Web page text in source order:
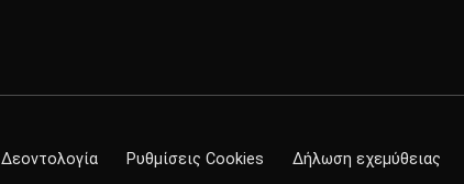
Δεοντολογία Ρυθμίσεις Cookies Δήλωση εχεμύθειας